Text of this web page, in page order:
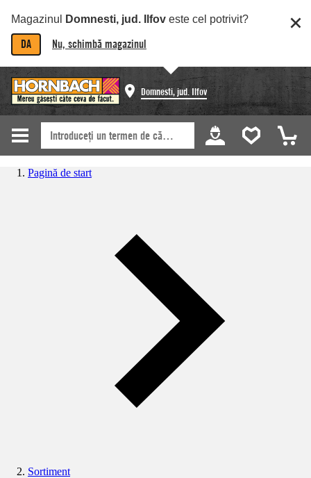
Magazinul Domnesti, jud. Ilfov este cel potrivit?
DA Nu, schimbă magazinul
Domnesti, jud. Ilfov
Pagină de start
Sortiment